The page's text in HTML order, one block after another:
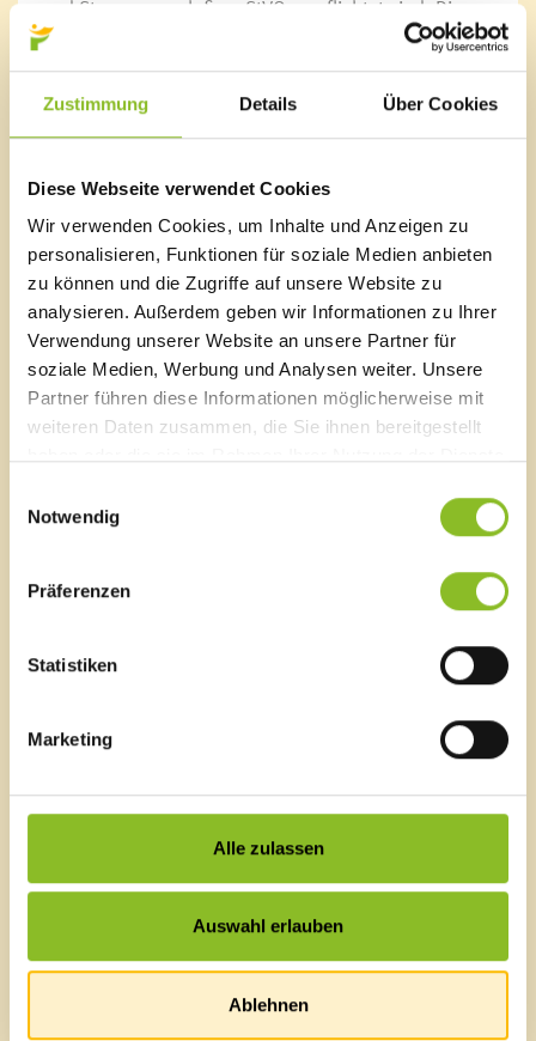
Zustimmung Details Über Cookies
Diese Webseite verwendet Cookies
Wir verwenden Cookies, um Inhalte und Anzeigen zu
personalisieren, Funktionen für soziale Medien anbieten
zu können und die Zugriffe auf unsere Website zu
analysieren. Außerdem geben wir Informationen zu Ihrer
Verwendung unserer Website an unsere Partner für
soziale Medien, Werbung und Analysen weiter. Unsere
Partner führen diese Informationen möglicherweise mit
weiteren Daten zusammen, die Sie ihnen bereitgestellt
Notwendig
Präferenzen
Statistiken
Marketing
Alle zulassen
Auswahl erlauben
Ablehnen
und Streuung nach § 92 StVO verpflichtet sind. Die
Marktgemeinde Frastanz weist darauf hin, dass es sich
unverbindliche Arbeitsleistung bzw.
, aus welcher
weder ein Rechtsanspruch noch eine konkludente
Übernahme der Räum- und Streupflicht durch uns
Verpflichtung sowie die damit verbundene
zivilrechtliche Haftung für die zeitgerechte und
ordnungsgemäße Durchführung dieser Arbeiten
verbleibt ausschließlich beim Grundeigentümer.
Die Straßenverkehrsordnung verpflichtet die
Eigentümer außerdem, dafür zu sorgen, dass
Schneewechten und Eisbildungen von den an der
Straße gelegenen Dächern entfernt werden.
Eine Vernachlässigung der genannten Verpflichtungen
zivilrechtlichen Verurteilungen führen.
Marktgemeinde Frastanz
A-6820 Frastanz, Österreich
T0043 5522 51534-0
E-Mail an das Gemeindeamt